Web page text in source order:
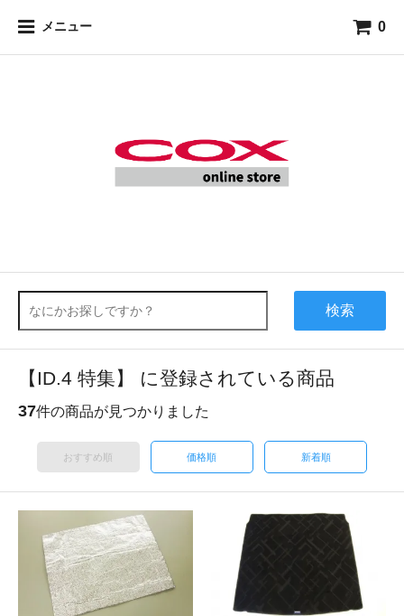
メニュー 0
検索
【ID.4 特集】 に登録されている商品
37件の商品が見つかりました
おすすめ順 価格順 新着順